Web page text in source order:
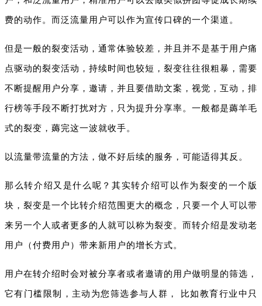
费的动作。而泛流量用户可以作为宣传口碑的一个渠道。
但是一般的裂变活动，通常体验较差，并且并不是基于用户痛
点驱动的裂变活动，持续时间也较短，裂变往往很粗暴，需要
不断提醒用户分享，邀请，并且要借助文案，视觉，互动，排
行榜等手段不断打扰对方，只为提升分享率。一般都是薅羊毛
式的裂变，薅完这一波就收手。
以流量带流量的方法，做不好后续的服务，可能适得其反。
那么转介绍又是什么呢？其实转介绍可以作为裂变的一个版
块，裂变是一个比转介绍范围更大的概念，只要一个人可以带
来另一个人或者更多的人就可以称为裂变。而转介绍是发动老
用户（付费用户）带来新用户的增长方式。
用户在转介绍时会对被分享者或者邀请的用户做明显的筛选，
它有门槛限制，主动为您筛选参与人群， 比如教育行业中只